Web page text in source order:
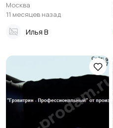
Москва
11 месяцев назад
Илья В